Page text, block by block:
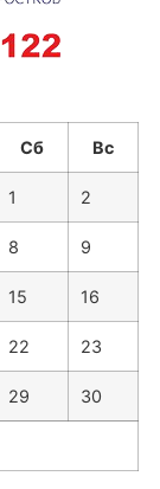
Сб Вс
1 2
8 9
15 16
22 23
29 30